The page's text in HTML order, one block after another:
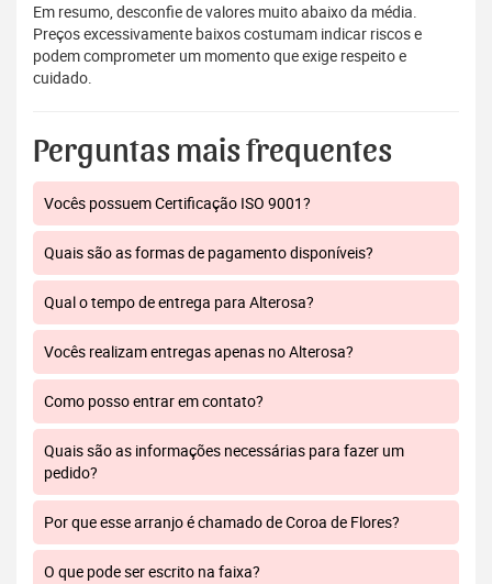
Em resumo, desconfie de valores muito abaixo da média.
Preços excessivamente baixos costumam indicar riscos e
podem comprometer um momento que exige respeito e
cuidado.
Perguntas mais frequentes
Vocês possuem Certificação ISO 9001?
Quais são as formas de pagamento disponíveis?
Qual o tempo de entrega para Alterosa?
Vocês realizam entregas apenas no Alterosa?
Como posso entrar em contato?
Quais são as informações necessárias para fazer um
pedido?
Por que esse arranjo é chamado de Coroa de Flores?
O que pode ser escrito na faixa?